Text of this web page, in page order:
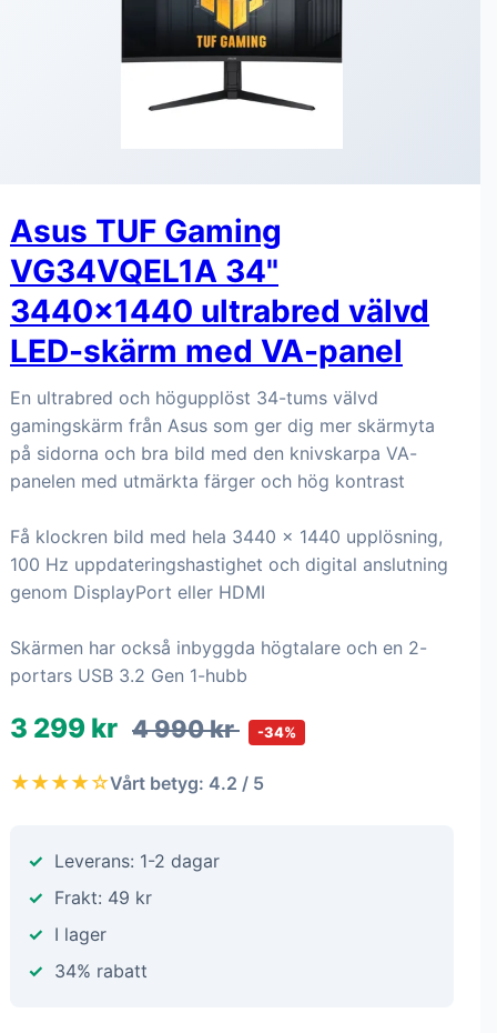
Asus TUF Gaming
VG34VQEL1A 34"
3440x1440 ultrabred välvd
LED-skärm med VA-panel
En ultrabred och högupplöst 34-tums välvd
gamingskärm från Asus som ger dig mer skärmyta
på sidorna och bra bild med den knivskarpa VA-
panelen med utmärkta färger och hög kontrast
Få klockren bild med hela 3440 x 1440 upplösning,
100 Hz uppdateringshastighet och digital anslutning
genom DisplayPort eller HDMI
Skärmen har också inbyggda högtalare och en 2-
portars USB 3.2 Gen 1-hubb
3 299 kr 4 990 kr -34%
★★★★☆Vårt betyg: 4.2 / 5
Leverans: 1-2 dagar
Frakt: 49 kr
I lager
34% rabatt